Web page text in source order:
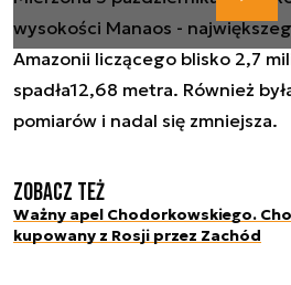
wysokości Manaos -
Amazonii liczącego blisko 2,7
spadła12,68 metra. Również
pomiarów i nadal się zmniejsza.
Zobacz też
Ważny apel Chodorkowskiego.
kupowany z Rosji przez Zachód